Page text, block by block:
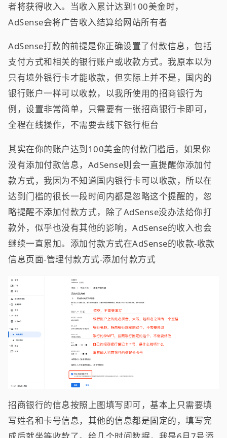
者将获得收入。当收入累计达到100美金时，
AdSense会将广告收入结算给网站所有者
AdSense打款的前提是你正确设置了付款信息，包括
支付方式和相关的银行账户或收款方式。我原本以为
只有境外银行卡才能收款，但实际上并不是，国内的
银行账户一样可以收款，以我所使用的招商银行为
例，设置非常简单，只需要有一张招商银行卡即可，
全程在线操作，不需要去线下银行柜台
其实在你的账户达到100美金的付款门槛后，如果你
没有添加付款信息，AdSense则会一直提醒你添加付
款方式，我因为不知道国内银行卡可以收款，所以在
达到门槛的很长一段时间内都是忽略这个提醒的，忽
略提醒不添加付款方式，除了AdSense没办法给你打
款外，似乎也没有其他的影响，AdSense的收入也会
继续一直累加。添加付款方式在AdSense的收款-收款
信息页面-管理付款方式-添加付款方式
招商银行的信息按照上图填写即可，基本上只需要填
写姓名和卡号信息，其他的信息都是固定的，填写完